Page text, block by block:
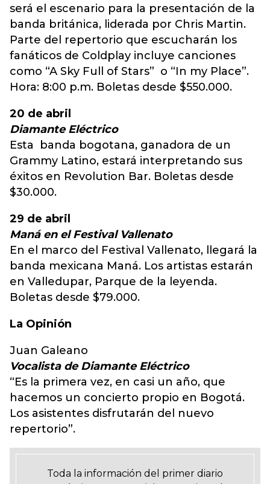
será el escenario para la presentación de la
banda británica, liderada por Chris Martin.
Parte del repertorio que escucharán los
fanáticos de Coldplay incluye canciones
como “A Sky Full of Stars” o “In my Place”.
Hora: 8:00 p.m. Boletas desde $550.000.
20 de abril
Diamante Eléctrico
Esta banda bogotana, ganadora de un
Grammy Latino, estará interpretando sus
éxitos en Revolution Bar. Boletas desde
$30.000.
29 de abril
Maná en el Festival Vallenato
En el marco del Festival Vallenato, llegará la
banda mexicana Maná. Los artistas estarán
en Valledupar, Parque de la leyenda.
Boletas desde $79.000.
La Opinión
Juan Galeano
Vocalista de Diamante Eléctrico
“Es la primera vez, en casi un año, que
hacemos un concierto propio en Bogotá.
Los asistentes disfrutarán del nuevo
repertorio”.
Toda la información del primer diario